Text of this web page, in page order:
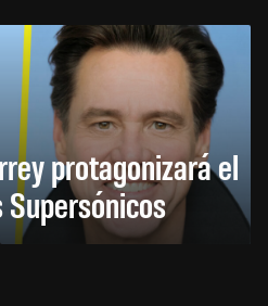
protagonizará el